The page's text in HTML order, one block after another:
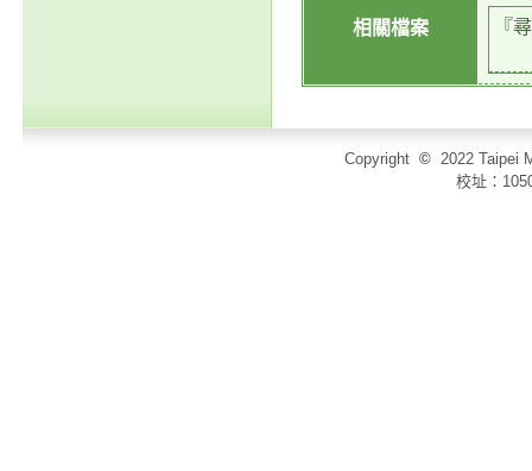
相關檔案
『
Copyright © 2022 Taipei
校址：